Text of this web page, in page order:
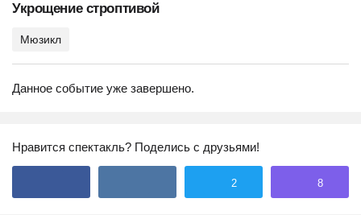
Укрощение строптивой
Мюзикл
Данное событие уже завершено.
Нравится спектакль? Поделись с друзьями!
2 8